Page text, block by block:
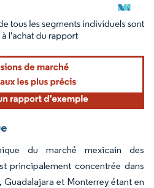
nécessite une attribution sous CC BY
du marché mexicain des
principalement concentrée dans
et Monterrey étant en